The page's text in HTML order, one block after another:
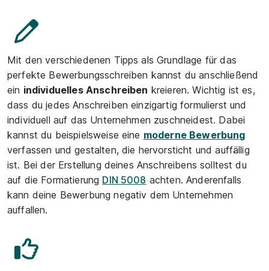
Mit den verschiedenen Tipps als Grundlage für das
perfekte Bewerbungsschreiben kannst du anschließend
ein individuelles Anschreiben kreieren. Wichtig ist es,
dass du jedes Anschreiben einzigartig formulierst und
individuell auf das Unternehmen zuschneidest. Dabei
kannst du beispielsweise eine moderne Bewerbung
verfassen und gestalten, die hervorsticht und auffällig
ist. Bei der Erstellung deines Anschreibens solltest du
auf die Formatierung DIN 5008 achten. Anderenfalls
kann deine Bewerbung negativ dem Unternehmen
auffallen.